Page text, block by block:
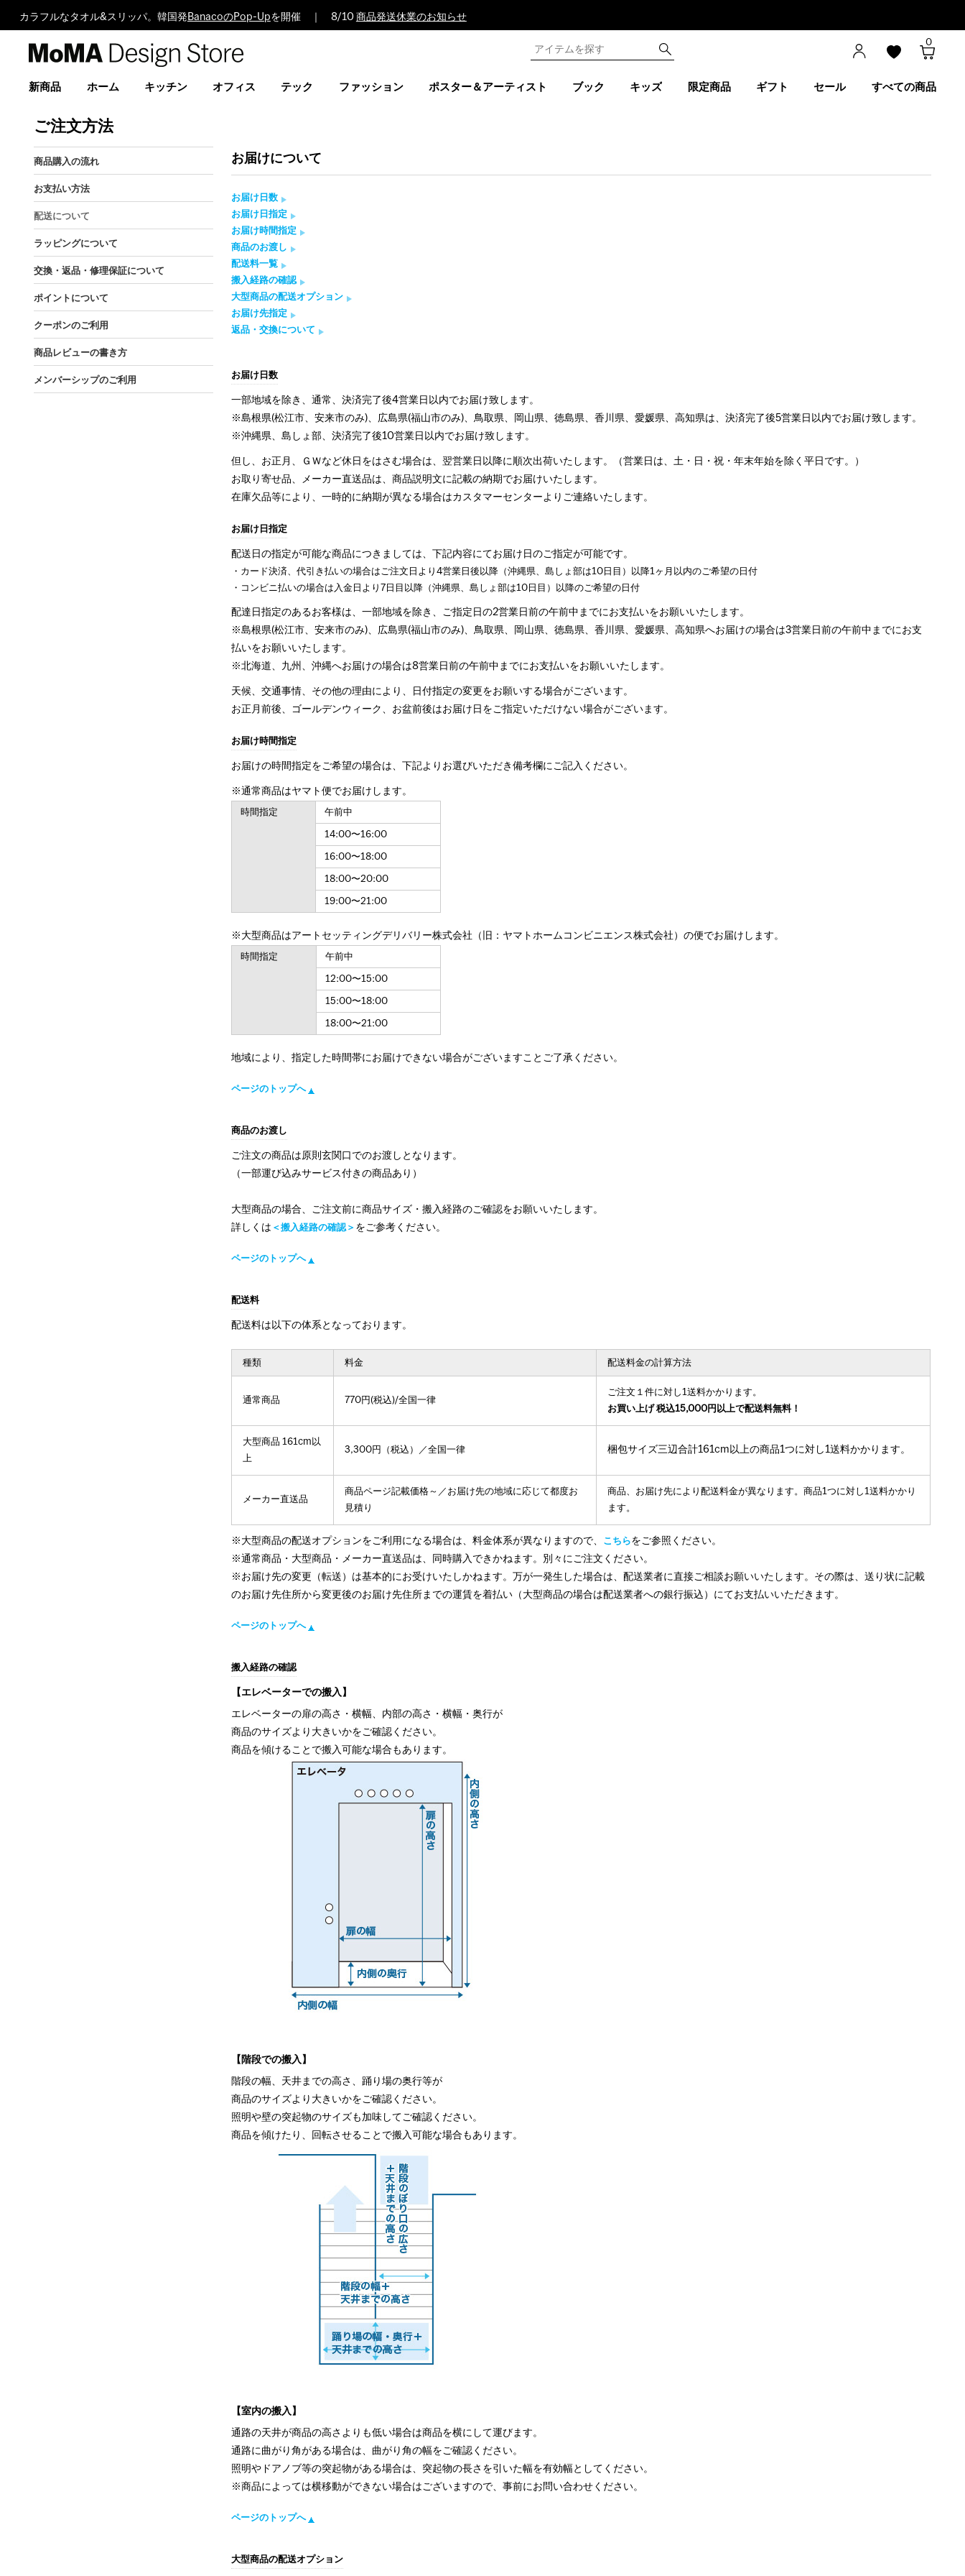
カラフルなタオル&スリッパ。韓国発 BanacoのPop-Upを開催 ｜ 8/10 商品発送休業のお知らせ
Design
0
新商品 ホーム キッチン オフィス テック ファッション ポスター＆アーティスト ブック キッズ 限定商品 ギフト セール すべての商品
ご注文方法
お届けについて
お届け日数
お届け日指定
お届け時間指定
商品のお渡し
配送料一覧
搬入経路の確認
大型商品の配送オプション
お届け先指定
返品・交換について
お届け日数
一部地域を除き、通常、決済完了後4営業日以内でお届け致します。
※島根県(松江市、安来市のみ)、広島県(福山市のみ)、鳥取県、岡山県、徳島県、香川県、愛媛県、高知県は、決済完了後5営業日以内でお届け致します。
※沖縄県、島しょ部、決済完了後10営業日以内でお届け致します。
但し、お正月、ＧＷなど休日をはさむ場合は、翌営業日以降に順次出荷いたします。（営業日は、土・日・祝・年末年始を除く平日です。）
お取り寄せ品、メーカー直送品は、商品説明文に記載の納期でお届けいたします。
在庫欠品等により、一時的に納期が異なる場合はカスタマーセンターよりご連絡いたします。
お届け日指定
配送日の指定が可能な商品につきましては、下記内容にてお届け日のご指定が可能です。
・カード決済、代引き払いの場合はご注文日より4営業日後以降（沖縄県、島しょ部は10日目）以降1ヶ月以内のご希望の日付
・コンビニ払いの場合は入金日より7日目以降（沖縄県、島しょ部は10日目）以降のご希望の日付
配達日指定のあるお客様は、一部地域を除き、ご指定日の2営業日前の午前中までにお支払いをお願いいたします。
※島根県(松江市、安来市のみ)、広島県(福山市のみ)、鳥取県、岡山県、徳島県、香川県、愛媛県、高知県へお届けの場合は3営業日前の午前中までにお支
払いをお願いいたします。
※北海道、九州、沖縄へお届けの場合は8営業日前の午前中までにお支払いをお願いいたします。
天候、交通事情、その他の理由により、日付指定の変更をお願いする場合がございます。
お正月前後、ゴールデンウィーク、お盆前後はお届け日をご指定いただけない場合がございます。
お届け時間指定
お届けの時間指定をご希望の場合は、下記よりお選びいただき備考欄にご記入ください。
※通常商品はヤマト便でお届けします。
時間指定 午前中
14:00〜16:00
16:00〜18:00
18:00〜20:00
19:00〜21:00
※大型商品はアートセッティングデリバリー株式会社（旧：ヤマトホームコンビニエンス株式会社）の便でお届けします。
時間指定 午前中
12:00〜15:00
15:00〜18:00
18:00〜21:00
地域により、指定した時間帯にお届けできない場合がございますことご了承ください。
ページのトップへ
商品のお渡し
ご注文の商品は原則玄関口でのお渡しとなります。
（一部運び込みサービス付きの商品あり）
大型商品の場合、ご注文前に商品サイズ・搬入経路のご確認をお願いいたします。
詳しくは ＜搬入経路の確認＞ をご参考ください。
ページのトップへ
配送料
配送料は以下の体系となっております。
種類 料金 配送料金の計算方法
通常商品 770円(税込)/全国一律
ご注文１件に対し1送料かかります。
お買い上げ 税込15,000円以上で配送料無料！
大型商品 161cm以
上
3,300円（税込）／全国一律 梱包サイズ三辺合計161cm以上の商品1つに対し1送料かかります。
メーカー直送品
商品ページ記載価格～／お届け先の地域に応じて都度お
見積り
商品、お届け先により配送料金が異なります。商品1つに対し1送料かかり
ます。
※大型商品の配送オプションをご利用になる場合は、料金体系が異なりますので、 こちらをご参照ください。
※通常商品・大型商品・メーカー直送品は、同時購入できかねます。別々にご注文ください。
※お届け先の変更（転送）は基本的にお受けいたしかねます。万が一発生した場合は、配送業者に直接ご相談お願いいたします。その際は、送り状に記載
のお届け先住所から変更後のお届け先住所までの運賃を着払い（大型商品の場合は配送業者への銀行振込）にてお支払いいただきます。
ページのトップへ
搬入経路の確認
【エレベーターでの搬入】
エレベーターの扉の高さ・横幅、内部の高さ・横幅・奥行が
商品のサイズより大きいかをご確認ください。
商品を傾けることで搬入可能な場合もあります。
【階段での搬入】
階段の幅、天井までの高さ、踊り場の奥行等が
商品のサイズより大きいかをご確認ください。
照明や壁の突起物のサイズも加味してご確認ください。
商品を傾けたり、回転させることで搬入可能な場合もあります。
【室内の搬入】
通路の天井が商品の高さよりも低い場合は商品を横にして運びます。
通路に曲がり角がある場合は、曲がり角の幅をご確認ください。
照明やドアノブ等の突起物がある場合は、突起物の長さを引いた幅を有効幅としてください。
※商品によっては横移動ができない場合はございますので、事前にお問い合わせください。
ページのトップへ
大型商品の配送オプション
商品購入の流れ
お支払い方法
配送について
ラッピングについて
交換・返品・修理保証について
ポイントについて
クーポンのご利用
商品レビューの書き方
メンバーシップのご利用